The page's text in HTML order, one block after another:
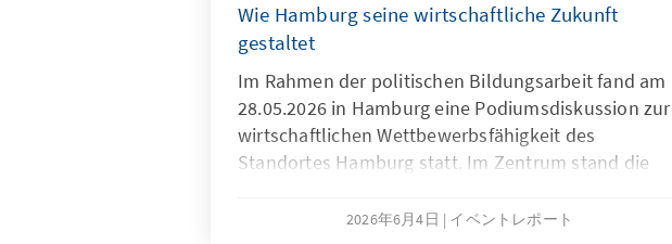
Wie Hamburg seine wirtschaftliche Zukunft
gestaltet
Im Rahmen der politischen Bildungsarbeit fand am
28.05.2026 in Hamburg eine Podiumsdiskussion zur
wirtschaftlichen Wettbewerbsfähigkeit des
Standortes Hamburg statt. Im Zentrum stand die
komplexen wirtschaftlichen Rahmenbedingungen
2026年6月4日 イベントレポート